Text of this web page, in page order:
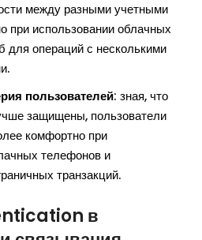
между разными учетными
при использовании облачных
операций с несколькими
пользователей: зная, что
защищены, пользователи
комфортно при
телефонов и
транзакций.
в